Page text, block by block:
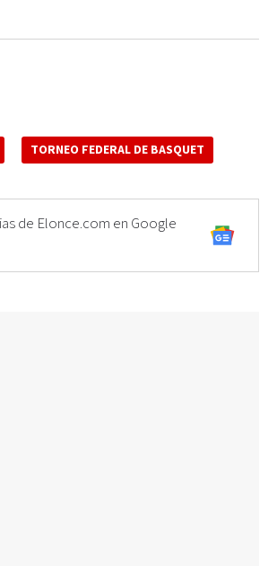
TORNEO FEDERAL DE BASQUET
de Elonce.com en Google